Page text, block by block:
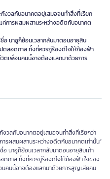
กังวลกับอนาคตอยู่เสมอจนทำสิ่งที่เรียก
ค่การผสมผสานระหว่างอดีตกับอนาคต
นาอูก็ย้อนเวลากลับมาตอนอายุสิบ
ปตลอดกาล ทั้งที่ควรกู่ร้องดีใจให้ก้องฟ้า
วิตเพื่อนคนนี้อาจต้องแลกมาด้วยการ
งวลกับอนาคตอยู่เสมอจนทำสิ่งที่เรียกว่า
รผสมผสานระหว่างอดีตกับอนาคตเท่านั้น”
นาอูก็ย้อนเวลากลับมาตอนอายุสิบเก้า
ดกาล ทั้งที่ควรกู่ร้องดีใจให้ก้องฟ้า ใจของ
นคนนี้อาจต้องแลกมาด้วยการสูญเสียคน